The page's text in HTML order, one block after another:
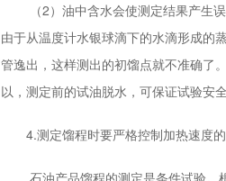
（2）油中含水会使测定结果产生误
由于从温度计水银球滴下的水滴形成的
管逸出，这样测出的初馏点就不准确了
以，测定前的试油脱水，可保证试验安
4.测定馏程时要严格控制加热速度的
石油产品馏程的测定是条件试验。根